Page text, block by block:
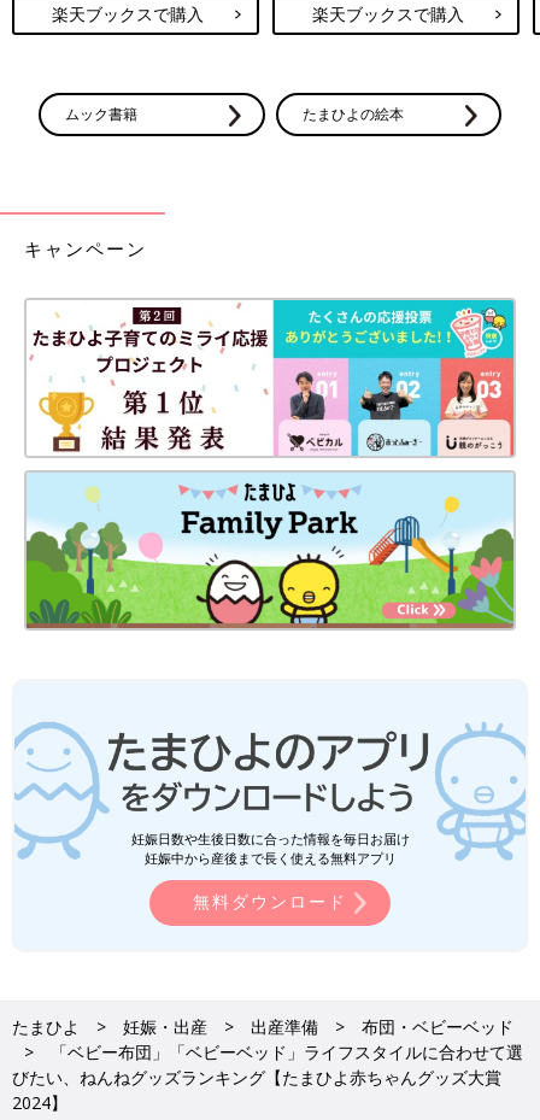
赤ちゃんの眠りをサポートする機能性と品質のよさが支持を集め
ています。老舗ブランドで、じいじ・ばあばからも絶大な人気。
※写真は「羽毛ふとんセット」11万円、「ふとんカバーセット」
3万8500円
羽毛ふとんセットは軽くて上質な羽毛掛け布団と、敷布団、枕の
ベビーベッド部門
1位 アップリカ／ニューウェルブランズ・ジャパン
楽天ブックスで購入 楽天ブックスで購入
ムック書籍 たまひよの絵本
キャンペーン
妊娠日数や生後日数に合った情報を毎日お届け
妊娠中から産後まで長く使える無料アプリ
無料ダウンロード
たまひよ 妊娠・出産 出産準備
布団・ベビーベッド
「ベビー布団」「ベビーベッド」ライフスタイルに合わせて選
びたい、ねんねグッズランキング【たまひよ赤ちゃんグッズ大賞
2024】